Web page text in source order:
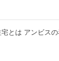
とは アンビス